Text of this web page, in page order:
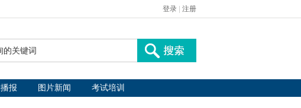
登录 注册
报 图片新闻 考试培训